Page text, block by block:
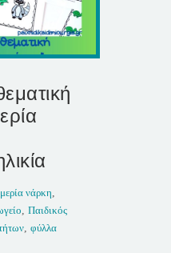
νάρκη,
, Παιδικός
, φύλλα